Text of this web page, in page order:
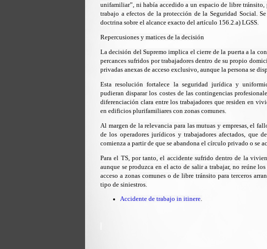
unifamiliar”, ni había accedido a un espacio de libre
trabajo a efectos de la protección de la Seguridad Social.
doctrina sobre el alcance exacto del artículo 156.2.a) LGSS.
Repercusiones y matices de la decisión
La decisión del Supremo implica el cierre de la puerta a la
percances sufridos por trabajadores dentro de su propio
privadas anexas de acceso exclusivo, aunque la persona se
Esta resolución fortalece la seguridad jurídica y
pudieran disparar los costes de las contingencias
diferenciación clara entre los trabajadores que residen en
en edificios plurifamiliares con zonas comunes.
Al margen de la relevancia para las mutuas y empresas, el
de los operadores jurídicos y trabajadores afectados, que
comienza a partir de que se abandona el círculo privado o se
Para el TS, por tanto, el accidente sufrido dentro de la
aunque se produzca en el acto de salir a trabajar, no reúne
acceso a zonas comunes o de libre tránsito para terceros
tipo de siniestros.
Accidente de trabajo in itinere.